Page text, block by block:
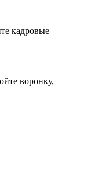
кадровые
воронку,